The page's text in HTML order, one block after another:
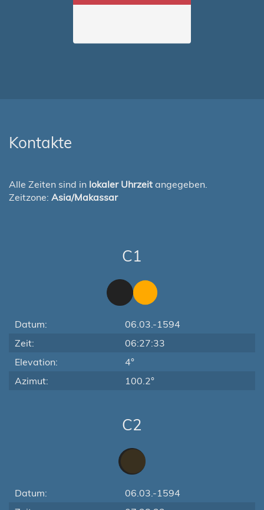
Kontakte
Alle Zeiten sind in lokaler Uhrzeit angegeben.
Zeitzone: Asia/Makassar
C1
Datum:
06.03.-1594
Zeit:
06:27:33
Elevation:
4°
Azimut:
100.2°
C2
Datum:
06.03.-1594